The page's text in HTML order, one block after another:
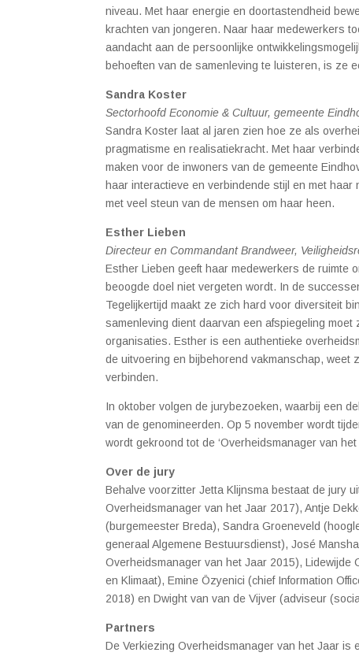
niveau. Met haar energie en doortastendheid
krachten van jongeren. Naar haar medewerkers
aandacht aan de persoonlijke
behoeften van de samenleving te luisteren, is ze
Sandra Koster
Sectorhoofd Economie & Cultuur, gemeente
Sandra Koster laat al jaren zien hoe ze als
pragmatisme en realisatiekracht. Met haar
maken voor de inwoners van de gemeente
haar interactieve en verbindende stijl en met
met veel steun van de mensen om haar heen.
Esther Lieben
Directeur en Commandant Brandweer,
Esther Lieben geeft haar medewerkers de ruimte
beoogde doel niet vergeten wordt. In de
Tegelijkertijd maakt ze zich hard voor diversiteit
samenleving dient daarvan een afspiegeling
organisaties. Esther is een authentieke
de uitvoering en bijbehorend vakmanschap, weet
verbinden.
In oktober volgen de jurybezoeken, waarbij een
van de genomineerden. Op 5 november wordt
wordt gekroond tot de ‘Overheidsmanager van het
Over de jury
Behalve voorzitter Jetta Klijnsma bestaat de jury
Overheidsmanager van het Jaar 2017), Antje
(burgemeester Breda), Sandra Groeneveld (
generaal Algemene Bestuursdienst), José
Overheidsmanager van het Jaar 2015),
en Klimaat), Emine Özyenici (chief Information
2018) en Dwight van van de Vijver (adviseur
Partners
De Verkiezing Overheidsmanager van het Jaar is